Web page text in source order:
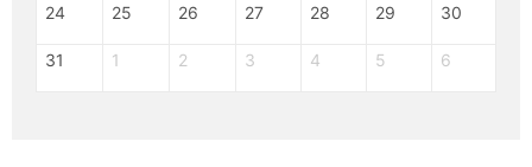
24 25 26 27 28 29 30
31 1 2 3 4 5 6